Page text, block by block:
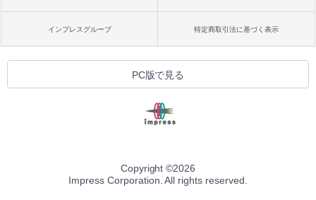
インプレスグループ 特定商取引法に基づく表示
PC版で見る
Copyright ©2026
Impress Corporation. All rights reserved.